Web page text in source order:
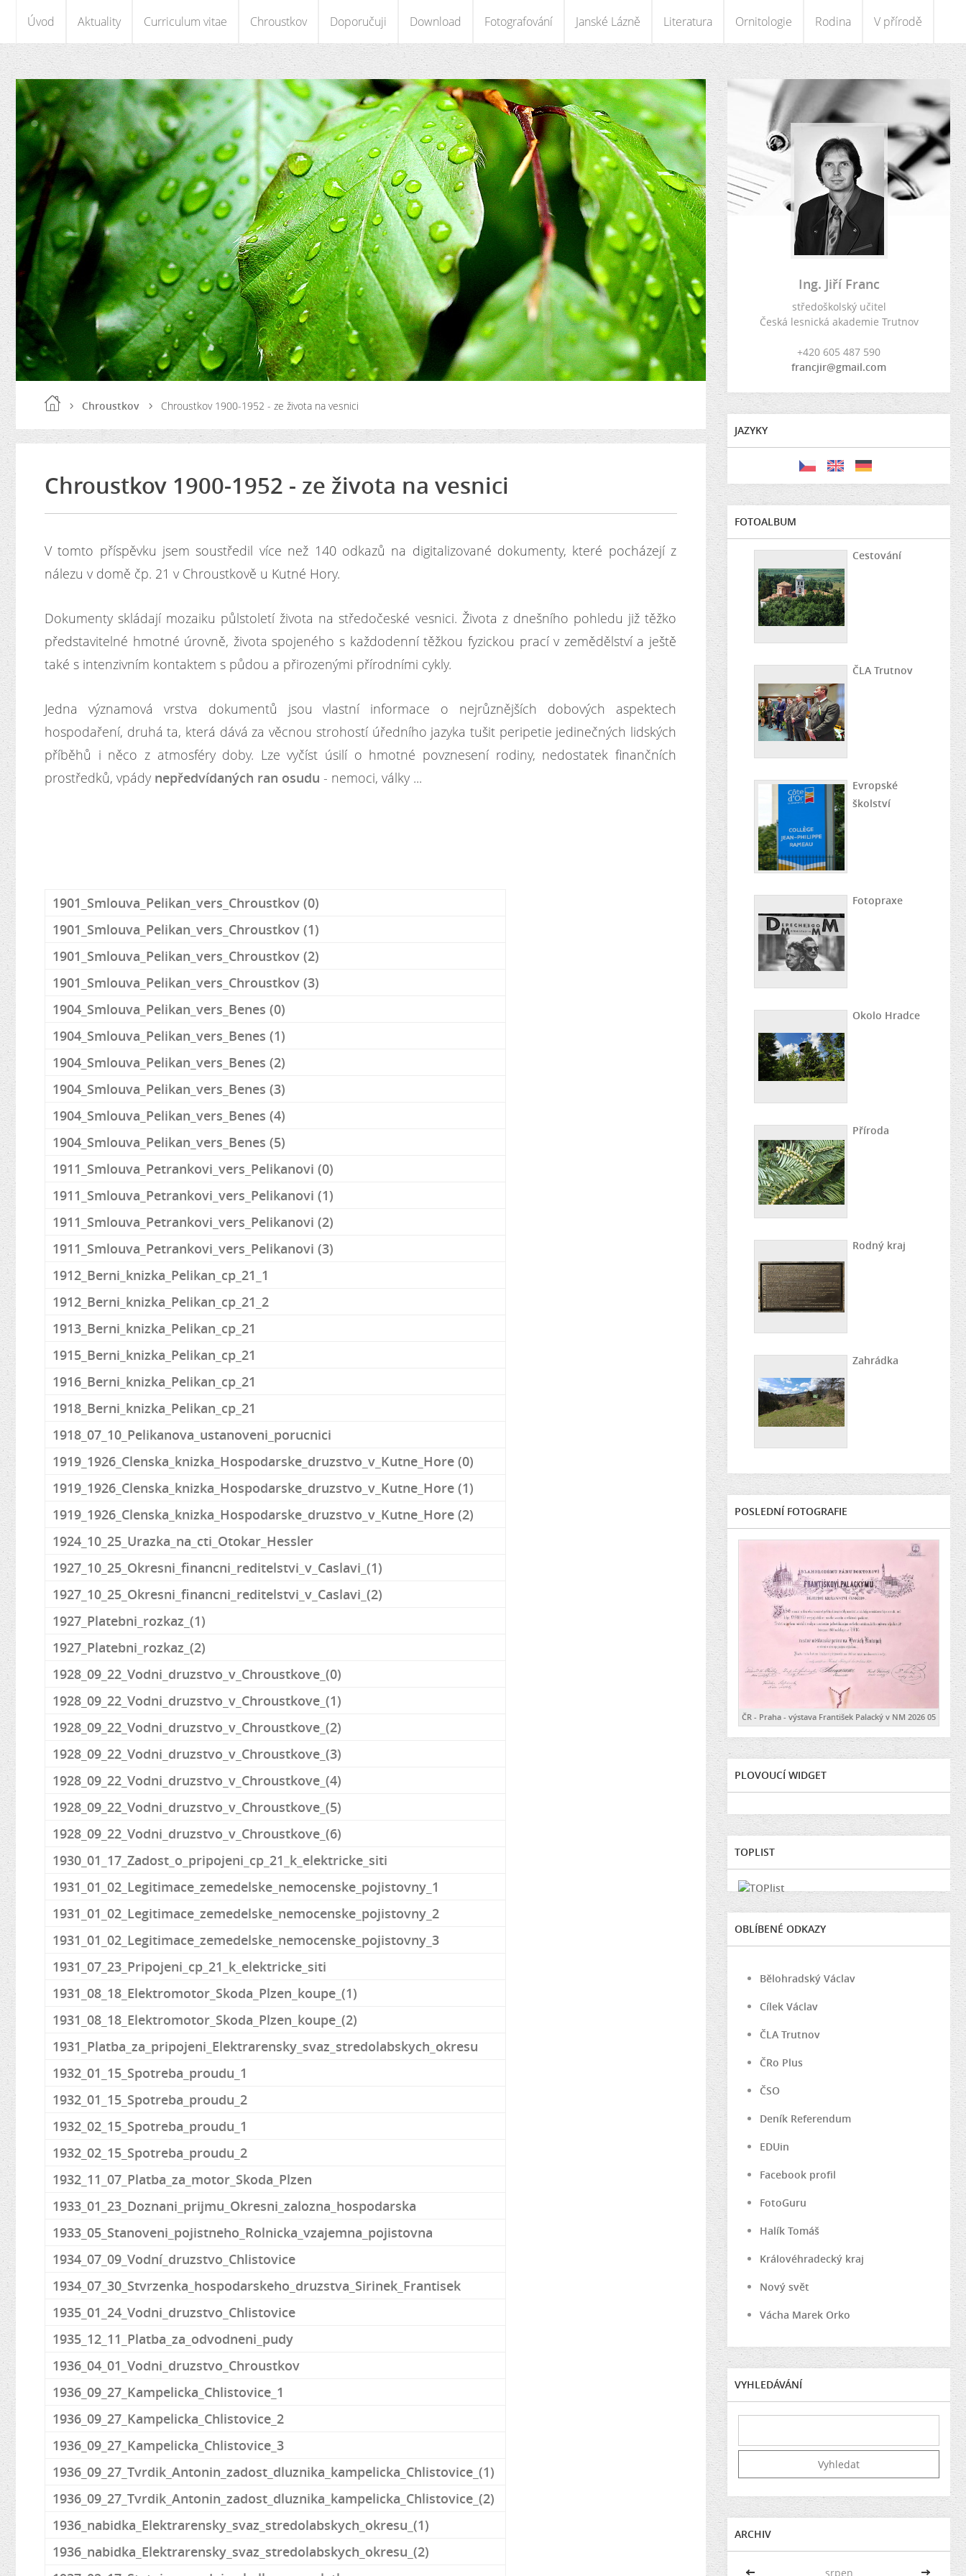
Úvod Aktuality Curriculum vitae Chroustkov Doporučuji Download Fotografování Janské Lázně Literatura Ornitologie Rodina V přírodě
Chroustkov Chroustkov 1900-1952 - ze života na vesnici
Chroustkov 1900-1952 - ze života na vesnici
V tomto příspěvku jsem soustředil více než 140 odkazů na digitalizované dokumenty, které pocházejí z
nálezu v domě čp. 21 v Chroustkově u Kutné Hory.
Dokumenty skládají mozaiku půlstoletí života na středočeské vesnici. Života z dnešního pohledu již těžko
představitelné hmotné úrovně, života spojeného s každodenní těžkou fyzickou prací v zemědělství a ještě
také s intenzivním kontaktem s půdou a přirozenými přírodními cykly.
Jedna významová vrstva dokumentů jsou vlastní informace o nejrůznějších dobových aspektech
hospodaření, druhá ta, která dává za věcnou strohostí úředního jazyka tušit peripetie jedinečných lidských
příběhů i něco z atmosféry doby. Lze vyčíst úsilí o hmotné povznesení rodiny, nedostatek finančních
prostředků, vpády nepředvídaných ran osudu - nemoci, války ...
1901_Smlouva_Pelikan_vers_Chroustkov (0)
1901_Smlouva_Pelikan_vers_Chroustkov (1)
1901_Smlouva_Pelikan_vers_Chroustkov (2)
1901_Smlouva_Pelikan_vers_Chroustkov (3)
1904_Smlouva_Pelikan_vers_Benes (0)
1904_Smlouva_Pelikan_vers_Benes (1)
1904_Smlouva_Pelikan_vers_Benes (2)
1904_Smlouva_Pelikan_vers_Benes (3)
1904_Smlouva_Pelikan_vers_Benes (4)
1904_Smlouva_Pelikan_vers_Benes (5)
1911_Smlouva_Petrankovi_vers_Pelikanovi (0)
1911_Smlouva_Petrankovi_vers_Pelikanovi (1)
1911_Smlouva_Petrankovi_vers_Pelikanovi (2)
1911_Smlouva_Petrankovi_vers_Pelikanovi (3)
1912_Berni_knizka_Pelikan_cp_21_1
1912_Berni_knizka_Pelikan_cp_21_2
1913_Berni_knizka_Pelikan_cp_21
1915_Berni_knizka_Pelikan_cp_21
1916_Berni_knizka_Pelikan_cp_21
1918_Berni_knizka_Pelikan_cp_21
1918_07_10_Pelikanova_ustanoveni_porucnici
1919_1926_Clenska_knizka_Hospodarske_druzstvo_v_Kutne_Hore (0)
1919_1926_Clenska_knizka_Hospodarske_druzstvo_v_Kutne_Hore (1)
1919_1926_Clenska_knizka_Hospodarske_druzstvo_v_Kutne_Hore (2)
1924_10_25_Urazka_na_cti_Otokar_Hessler
1927_10_25_Okresni_financni_reditelstvi_v_Caslavi_(1)
1927_10_25_Okresni_financni_reditelstvi_v_Caslavi_(2)
1927_Platebni_rozkaz_(1)
1927_Platebni_rozkaz_(2)
1928_09_22_Vodni_druzstvo_v_Chroustkove_(0)
1928_09_22_Vodni_druzstvo_v_Chroustkove_(1)
1928_09_22_Vodni_druzstvo_v_Chroustkove_(2)
1928_09_22_Vodni_druzstvo_v_Chroustkove_(3)
1928_09_22_Vodni_druzstvo_v_Chroustkove_(4)
1928_09_22_Vodni_druzstvo_v_Chroustkove_(5)
1928_09_22_Vodni_druzstvo_v_Chroustkove_(6)
1930_01_17_Zadost_o_pripojeni_cp_21_k_elektricke_siti
1931_01_02_Legitimace_zemedelske_nemocenske_pojistovny_1
1931_01_02_Legitimace_zemedelske_nemocenske_pojistovny_2
1931_01_02_Legitimace_zemedelske_nemocenske_pojistovny_3
1931_07_23_Pripojeni_cp_21_k_elektricke_siti
1931_08_18_Elektromotor_Skoda_Plzen_koupe_(1)
1931_08_18_Elektromotor_Skoda_Plzen_koupe_(2)
1931_Platba_za_pripojeni_Elektrarensky_svaz_stredolabskych_okresu
1932_01_15_Spotreba_proudu_1
1932_01_15_Spotreba_proudu_2
1932_02_15_Spotreba_proudu_1
1932_02_15_Spotreba_proudu_2
1932_11_07_Platba_za_motor_Skoda_Plzen
1933_01_23_Doznani_prijmu_Okresni_zalozna_hospodarska
1933_05_Stanoveni_pojistneho_Rolnicka_vzajemna_pojistovna
1934_07_09_Vodní_druzstvo_Chlistovice
1934_07_30_Stvrzenka_hospodarskeho_druzstva_Sirinek_Frantisek
1935_01_24_Vodni_druzstvo_Chlistovice
1935_12_11_Platba_za_odvodneni_pudy
1936_04_01_Vodni_druzstvo_Chroustkov
1936_09_27_Kampelicka_Chlistovice_1
1936_09_27_Kampelicka_Chlistovice_2
1936_09_27_Kampelicka_Chlistovice_3
1936_09_27_Tvrdik_Antonin_zadost_dluznika_kampelicka_Chlistovice_(1)
1936_09_27_Tvrdik_Antonin_zadost_dluznika_kampelicka_Chlistovice_(2)
1936_nabidka_Elektrarensky_svaz_stredolabskych_okresu_(1)
1936_nabidka_Elektrarensky_svaz_stredolabskych_okresu_(2)
Ing. Jiří Franc
středoškolský učitel
Česká lesnická akademie Trutnov
+420 605 487 590
francjir@gmail.com
JAZYKY
FOTOALBUM
Cestování
ČLA Trutnov
Evropské
školství
Fotopraxe
Okolo Hradce
Příroda
Rodný kraj
Zahrádka
POSLEDNÍ FOTOGRAFIE
ČR - Praha - výstava František Palacký v NM 2026 05
PLOVOUCÍ WIDGET
TOPLIST
OBLÍBENÉ ODKAZY
Bělohradský Václav
Cílek Václav
ČLA Trutnov
ČRo Plus
ČSO
Deník Referendum
EDUin
Facebook profil
FotoGuru
Halík Tomáš
Královéhradecký kraj
Nový svět
Vácha Marek Orko
VYHLEDÁVÁNÍ
ARCHIV
<< srpen >>